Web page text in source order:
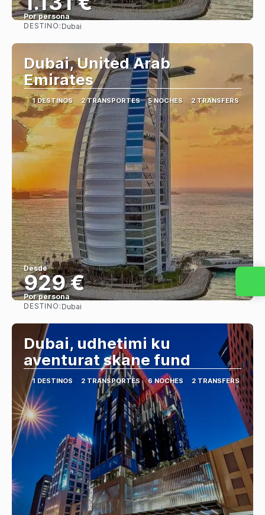
Por persona
DESTINO: Dubai
Dubai, United Arab
Emirates
1 DESTINOS 2 TRANSPORTES 5 NOCHES 2 TRANSFERS
Desde
929 €
Por persona
DESTINO: Dubai
Dubai, udhetimi ku
aventurat skane fund
1 DESTINOS 2 TRANSPORTES 6 NOCHES 2 TRANSFERS